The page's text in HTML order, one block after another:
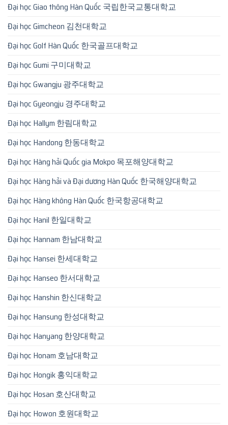
Đại học Giao thông Hàn Quốc 국립한국교통대학교
Đại học Gimcheon 김천대학교
Đại học Golf Hàn Quốc 한국골프대학교
Đại học Gumi 구미대학교
Đại học Gwangju 광주대학교
Đại học Gyeongju 경주대학교
Đại học Hallym 한림대학교
Đại học Handong 한동대학교
Đại học Hàng hải Quốc gia Mokpo 목포해양대학교
Đại học Hàng hải và Đại dương Hàn Quốc 한국해양대학교
Đại học Hàng không Hàn Quốc 한국항공대학교
Đại học Hanil 한일대학교
Đại học Hannam 한남대학교
Đại học Hansei 한세대학교
Đại học Hanseo 한서대학교
Đại học Hanshin 한신대학교
Đại học Hansung 한성대학교
Đại học Hanyang 한양대학교
Đại học Honam 호남대학교
Đại học Hongik 홍익대학교
Đại học Hosan 호산대학교
Đại học Howon 호원대학교